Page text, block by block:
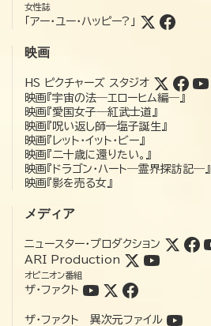
女性誌
「アー・ユー・ハッピー?」
映画
HS ピクチャーズ スタジオ
映画『宇宙の法―エローヒム編―』
映画『愛国女子―紅武士道』
映画『呪い返し師—塩子誕生』
映画『レット・イット・ビー』
映画『二十歳に還りたい。』
映画『ドラゴン・ハート―霊界探訪記―』
映画『影を売る女』
メディア
ニュースター・プロダクション
ARI Production
オピニオン番組
ザ・ファクト
ザ・ファクト 異次元ファイル